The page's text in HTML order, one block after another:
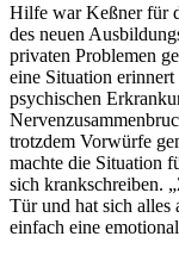
Hilfe war Keßner für
des neuen
privaten Problemen
eine Situation
psychischen
trotzdem Vorwürfe
machte die Situation
sich krankschreiben.
Tür und hat sich alles
einfach eine